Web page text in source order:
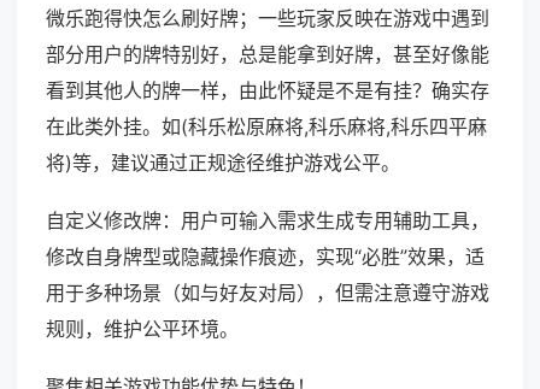
微乐跑得快怎么刷好牌；一些玩家反映在游戏中遇到
部分用户的牌特别好，总是能拿到好牌，甚至好像能
看到其他人的牌一样，由此怀疑是不是有挂？确实存
在此类外挂。如(科乐松原麻将,科乐麻将,科乐四平麻
将)等，建议通过正规途径维护游戏公平。
自定义修改牌：用户可输入需求生成专用辅助工具，
修改自身牌型或隐藏操作痕迹，实现“必胜”效果，适
用于多种场景（如与好友对局），但需注意遵守游戏
规则，维护公平环境。